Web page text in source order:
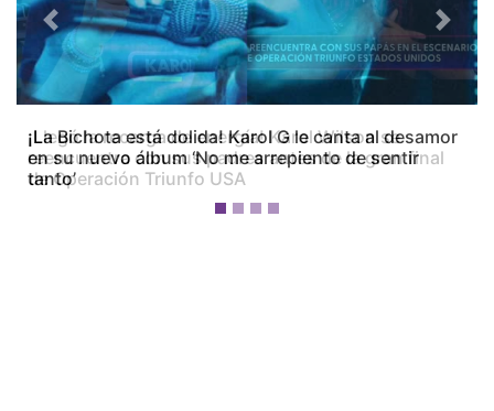
¡La Bichota está dolida! Karol G le canta al desamor
en su nuevo álbum ‘No me arrepiento de sentir
tanto’
Previous Next